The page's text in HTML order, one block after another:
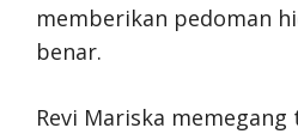
memberikan pedoman
benar.
Revi Mariska